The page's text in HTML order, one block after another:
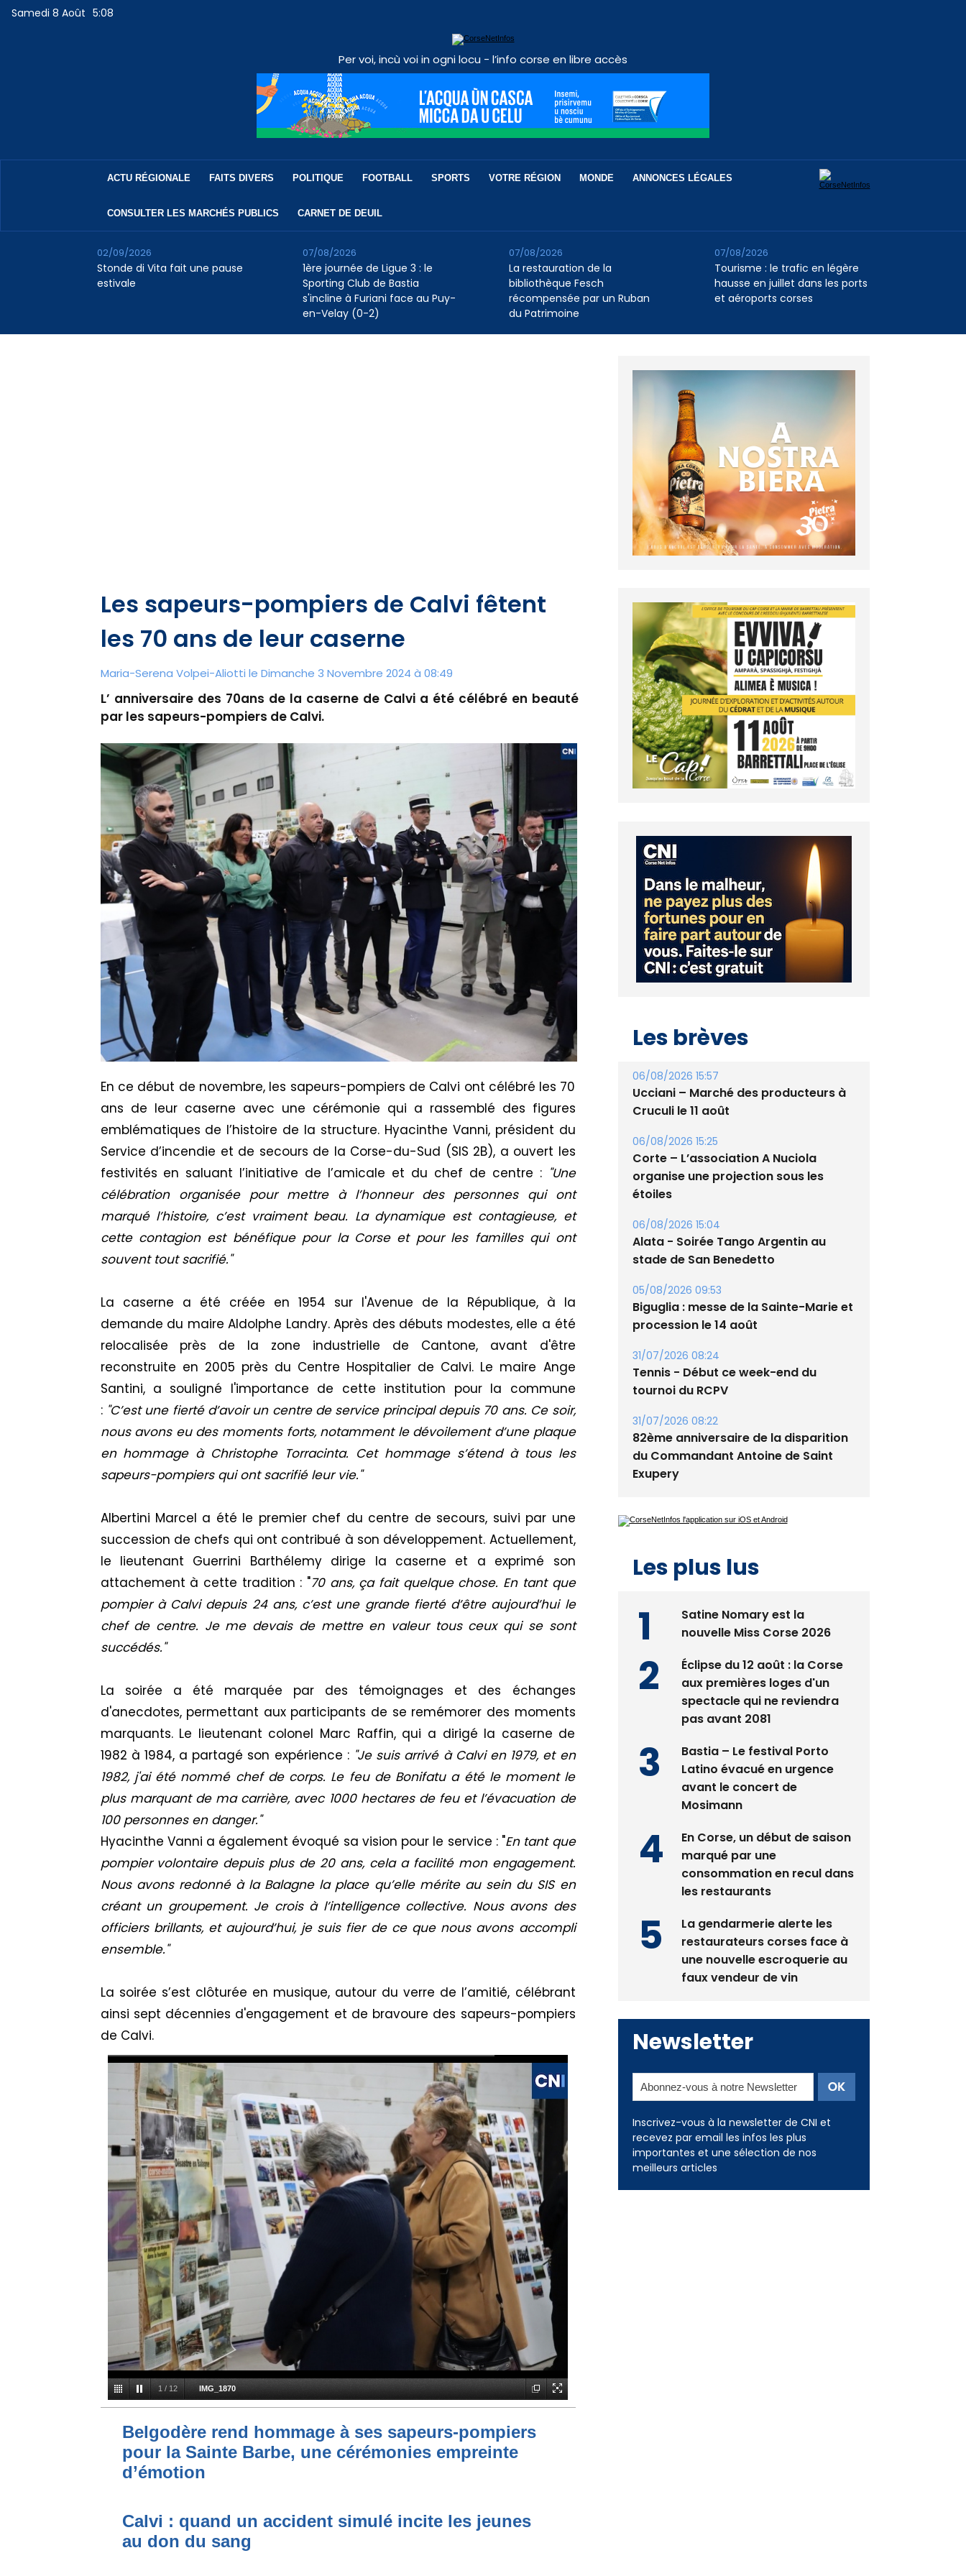
Samedi 8 Août 5:08
Per voi, incù voi in ogni locu - l’info corse en libre accès
ACTU RÉGIONALE FAITS DIVERS POLITIQUE FOOTBALL SPORTS VOTRE RÉGION MONDE ANNONCES LÉGALES
CONSULTER LES MARCHÉS PUBLICS CARNET DE DEUIL
Stonde di Vita fait une pause
estivale
02/09/2026
1ère journée de Ligue 3 : le
Sporting Club de Bastia
s'incline à Furiani face au Puy-
en-Velay (0-2)
07/08/2026
La restauration de la
bibliothèque Fesch
récompensée par un Ruban
du Patrimoine
07/08/2026
Tourisme : le trafic en légère
hausse en juillet dans les ports
et aéroports corses
07/08/2026
Les sapeurs-pompiers de Calvi fêtent
les 70 ans de leur caserne
Maria-Serena Volpei-Aliotti le Dimanche 3 Novembre 2024 à 08:49
L’ anniversaire des 70ans de la caserne de Calvi a été célébré en beauté
par les sapeurs-pompiers de Calvi.
En ce début de novembre, les sapeurs-pompiers de Calvi ont célébré les 70
ans de leur caserne avec une cérémonie qui a rassemblé des figures
emblématiques de l’histoire de la structure. Hyacinthe Vanni, président du
Service d’incendie et de secours de la Corse-du-Sud (SIS 2B), a ouvert les
festivités en saluant l’initiative de l’amicale et du chef de centre : "Une
célébration organisée pour mettre à l’honneur des personnes qui ont
marqué l’histoire, c’est vraiment beau. La dynamique est contagieuse, et
cette contagion est bénéfique pour la Corse et pour les familles qui ont
souvent tout sacrifié."
La caserne a été créée en 1954 sur l'Avenue de la République, à la
demande du maire Aldolphe Landry. Après des débuts modestes, elle a été
relocalisée près de la zone industrielle de Cantone, avant d'être
reconstruite en 2005 près du Centre Hospitalier de Calvi. Le maire Ange
Santini, a souligné l'importance de cette institution pour la commune
: "C’est une fierté d’avoir un centre de service principal depuis 70 ans. Ce soir,
nous avons eu des moments forts, notamment le dévoilement d’une plaque
en hommage à Christophe Torracinta. Cet hommage s’étend à tous les
sapeurs-pompiers qui ont sacrifié leur vie."
Albertini Marcel a été le premier chef du centre de secours, suivi par une
succession de chefs qui ont contribué à son développement. Actuellement,
le lieutenant Guerrini Barthélemy dirige la caserne et a exprimé son
attachement à cette tradition : "70 ans, ça fait quelque chose. En tant que
pompier à Calvi depuis 24 ans, c’est une grande fierté d’être aujourd’hui le
chef de centre. Je me devais de mettre en valeur tous ceux qui se sont
succédés."
La soirée a été marquée par des témoignages et des échanges
d'anecdotes, permettant aux participants de se remémorer des moments
marquants. Le lieutenant colonel Marc Raffin, qui a dirigé la caserne de
1982 à 1984, a partagé son expérience : "Je suis arrivé à Calvi en 1979, et en
1982, j'ai été nommé chef de corps. Le feu de Bonifatu a été le moment le
plus marquant de ma carrière, avec 1000 hectares de feu et l’évacuation de
100 personnes en danger."
Hyacinthe Vanni a également évoqué sa vision pour le service : "En tant que
pompier volontaire depuis plus de 20 ans, cela a facilité mon engagement.
Nous avons redonné à la Balagne la place qu’elle mérite au sein du SIS en
créant un groupement. Je crois à l’intelligence collective. Nous avons des
officiers brillants, et aujourd’hui, je suis fier de ce que nous avons accompli
ensemble."
La soirée s’est clôturée en musique, autour du verre de l’amitié, célébrant
ainsi sept décennies d'engagement et de bravoure des sapeurs-pompiers
de Calvi.
1 / 12 IMG_1870
Belgodère rend hommage à ses sapeurs-pompiers
pour la Sainte Barbe, une cérémonies empreinte
d’émotion
Calvi : quand un accident simulé incite les jeunes
au don du sang
Les brèves
06/08/2026 15:57
Ucciani – Marché des producteurs à
Cruculi le 11 août
06/08/2026 15:25
Corte – L’association A Nuciola
organise une projection sous les
étoiles
06/08/2026 15:04
Alata - Soirée Tango Argentin au
stade de San Benedetto
05/08/2026 09:53
Biguglia : messe de la Sainte-Marie et
procession le 14 août
31/07/2026 08:24
Tennis - Début ce week-end du
tournoi du RCPV
31/07/2026 08:22
82ème anniversaire de la disparition
du Commandant Antoine de Saint
Exupery
Les plus lus
Satine Nomary est la
nouvelle Miss Corse 2026
Éclipse du 12 août : la Corse
aux premières loges d'un
spectacle qui ne reviendra
pas avant 2081
Bastia – Le festival Porto
Latino évacué en urgence
avant le concert de
Mosimann
En Corse, un début de saison
marqué par une
consommation en recul dans
les restaurants
La gendarmerie alerte les
restaurateurs corses face à
une nouvelle escroquerie au
faux vendeur de vin
Newsletter
Inscrivez-vous à la newsletter de CNI et
recevez par email les infos les plus
importantes et une sélection de nos
meilleurs articles